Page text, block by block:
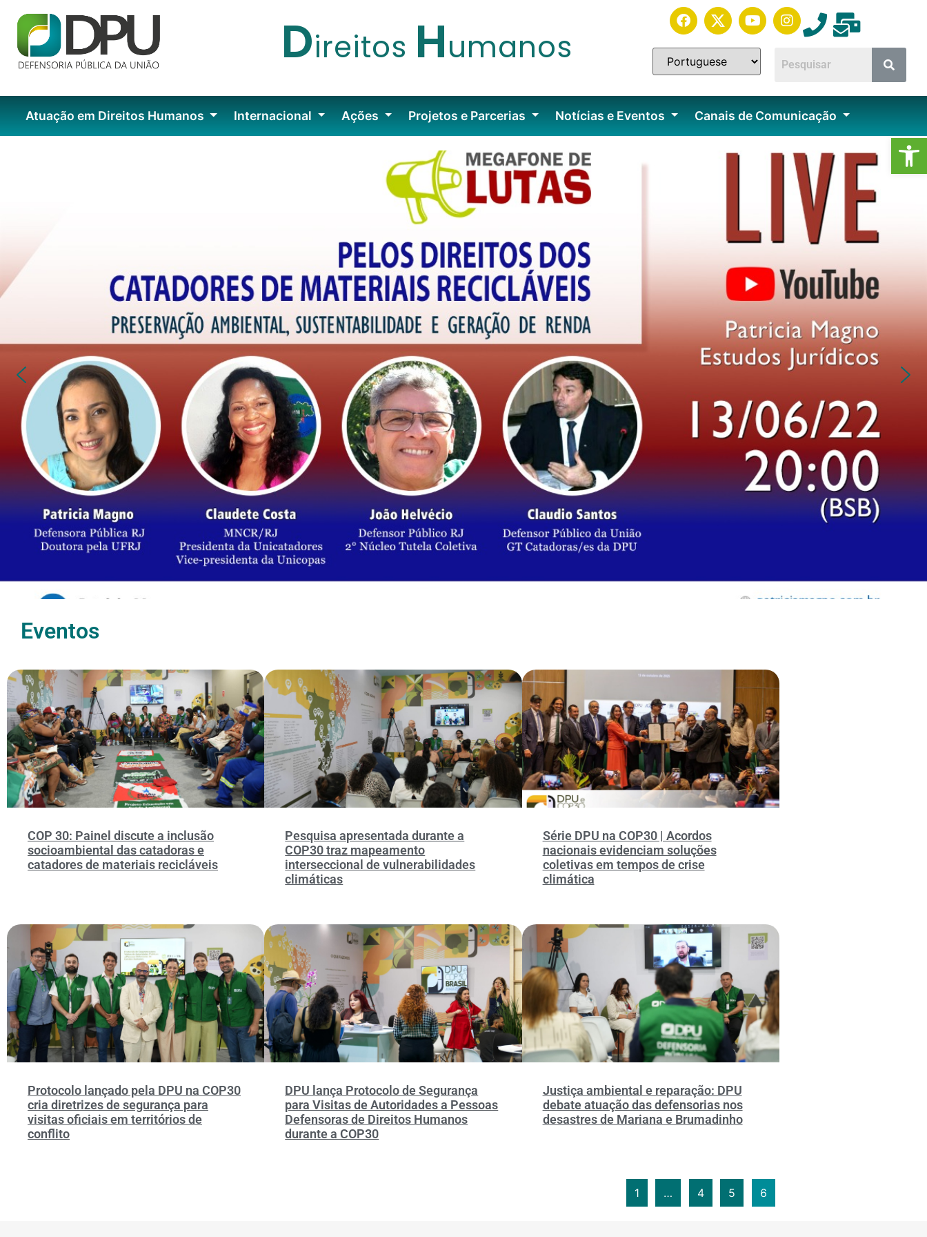
Direitos Humanos
Atuação em Direitos Humanos Internacional Ações Projetos e Parcerias Notícias e Eventos Canais de Comunicação
Eventos
COP 30: Painel discute a inclusão
socioambiental das catadoras e
catadores de materiais recicláveis
Pesquisa apresentada durante a
COP30 traz mapeamento
interseccional de vulnerabilidades
climáticas
Série DPU na COP30 | Acordos
nacionais evidenciam soluções
coletivas em tempos de crise
climática
Protocolo lançado pela DPU na COP30
cria diretrizes de segurança para
visitas oficiais em territórios de
conflito
DPU lança Protocolo de Segurança
para Visitas de Autoridades a Pessoas
Defensoras de Direitos Humanos
durante a COP30
Justiça ambiental e reparação: DPU
debate atuação das defensorias nos
desastres de Mariana e Brumadinho
1 … 4 5 6